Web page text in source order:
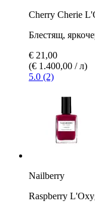
Cherry Cherie
Блестящ,
€ 21,00
(€ 1.400,00 / л)
5.0 (2)
Nailberry
Raspberry